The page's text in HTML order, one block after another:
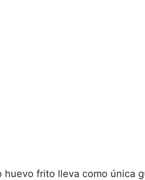
huevo frito lleva como única